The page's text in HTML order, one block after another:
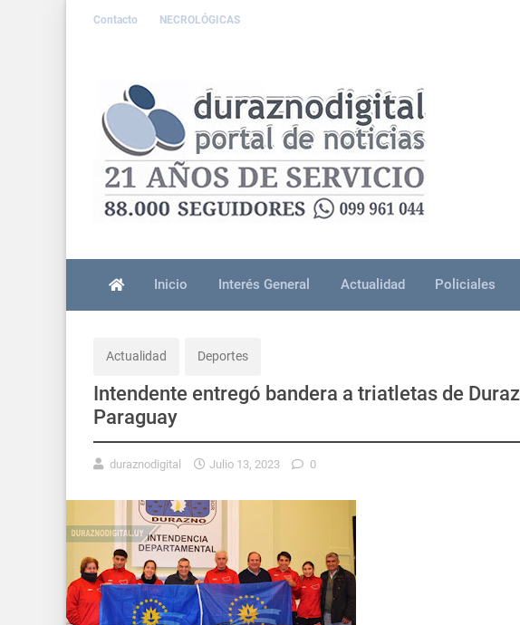
Contacto NECROLÓGICAS
Inicio Interés General Actualidad Policiales
Actualidad Deportes
Intendente entregó bandera a triatletas de
Paraguay
duraznodigital Julio 13, 2023 0